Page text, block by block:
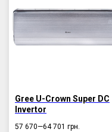
Gree U-Crown Super DC
Invertor
57 670—64 701 грн.